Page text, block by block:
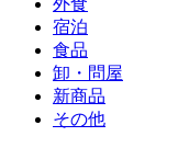
宿泊
食品
卸・問屋
新商品
その他